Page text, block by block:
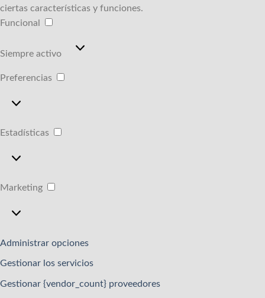
ciertas características y funciones.
Funcional
Siempre activo
Preferencias
Preferencias
Estadísticas
Estadísticas
Marketing
Marketing
Administrar opciones
Gestionar los servicios
Gestionar {vendor_count} proveedores